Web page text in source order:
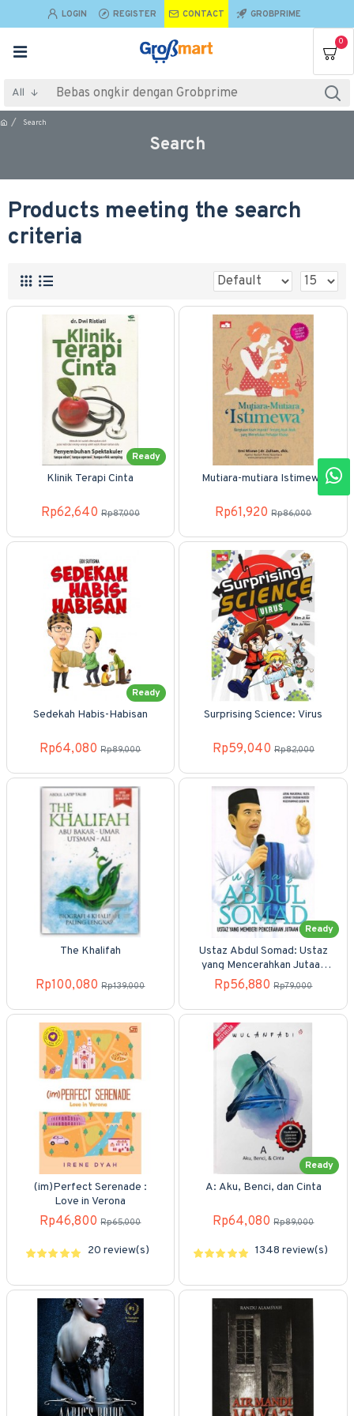
LOGIN REGISTER CONTACT GROBPRIME
0
All
Search
Search
Products meeting the search
criteria
Ready
Klinik Terapi Cinta
Rp62,640 Rp87,000
Mutiara-mutiara Istimewa
Rp61,920 Rp86,000
Ready
Sedekah Habis-Habisan
Rp64,080 Rp89,000
Surprising Science: Virus
Rp59,040 Rp82,000
The Khalifah
Rp100,080 Rp139,000
Ready
Ustaz Abdul Somad: Ustaz
yang Mencerahkan Jutaan
Ummat
Rp56,880 Rp79,000
(im)Perfect Serenade :
Love in Verona
Rp46,800 Rp65,000
20 review(s)
Ready
A: Aku, Benci, dan Cinta
Rp64,080 Rp89,000
1348 review(s)